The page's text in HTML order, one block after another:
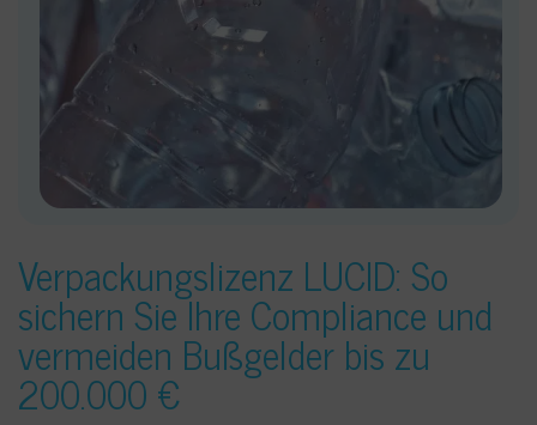
Verpackungslizenz LUCID: So
sichern Sie Ihre Compliance und
vermeiden Bußgelder bis zu
200.000 €